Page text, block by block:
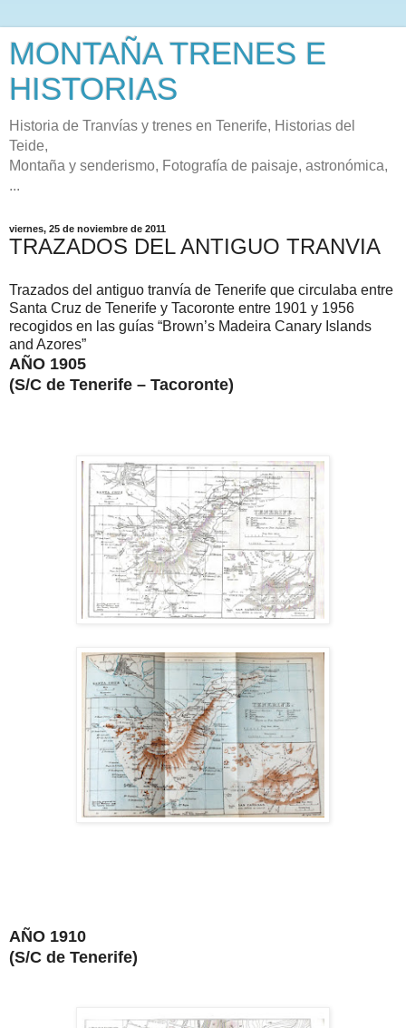
MONTAÑA TRENES E
HISTORIAS
Historia de Tranvías y trenes en Tenerife, Historias del
Teide,
Montaña y senderismo, Fotografía de paisaje, astronómica,
...
viernes, 25 de noviembre de 2011
TRAZADOS DEL ANTIGUO TRANVIA
Trazados del antiguo tranvía de Tenerife que circulaba entre
Santa Cruz de Tenerife y Tacoronte entre 1901 y 1956
recogidos en las guías “Brown’s Madeira Canary Islands
and Azores”
AÑO 1905
(S/C de Tenerife – Tacoronte)
AÑO 1910
(S/C de Tenerife)